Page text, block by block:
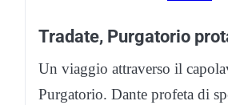
Tradate, Purgatorio
Un viaggio attraverso il
Purgatorio. Dante profeta di